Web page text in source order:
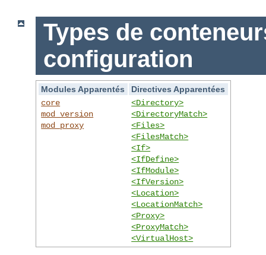
Types de
configuration
Modules Apparentés
Directives Apparentées
core
mod_version
mod_proxy
<Directory>
<DirectoryMatch>
<Files>
<FilesMatch>
<If>
<IfDefine>
<IfModule>
<IfVersion>
<Location>
<LocationMatch>
<Proxy>
<ProxyMatch>
<VirtualHost>